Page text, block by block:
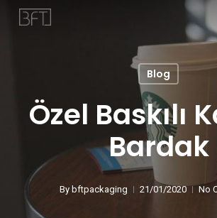
Skip
Blog
Özel Baskılı
Bardak
By bftpackaging 21/01/2020 No